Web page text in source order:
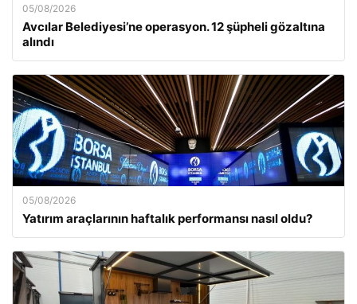
05/08/2026
Avcılar Belediyesi’ne operasyon. 12 şüpheli gözaltına
alındı
05/08/2026
Yatırım araçlarının haftalık performansı nasıl oldu?